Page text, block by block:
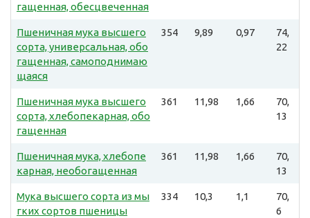
гащенная, обесцвеченная
Пшеничная мука высшего
сорта, универсальная, обо
гащенная, самоподнимаю
щаяся
354 9,89 0,97
74,
22
Пшеничная мука высшего
сорта, хлебопекарная, обо
гащенная
361 11,98 1,66
70,
13
Пшеничная мука, хлебопе
карная, необогащенная
361 11,98 1,66
70,
13
Мука высшего сорта из мы
гких сортов пшеницы
334 10,3 1,1
70,
6